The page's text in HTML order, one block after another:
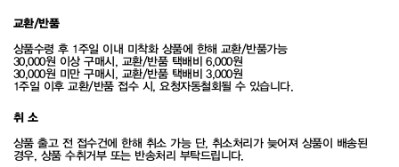
교환/반품
상품수령 후 1주일 이내 미착화 상품에 한해 교환/반품가능
30,000원 이상 구매시, 교환/반품 택배비 6,000원
30,000원 미만 구매시, 교환/반품 택배비 3,000원
1주일 이후 교환/반품 접수 시, 요청자동철회될 수 있습니다.
취 소
상품 출고 전 접수건에 한해 취소 가능 단, 취소처리가 늦어져 상품이 배송된
경우, 상품 수취거부 또는 반송처리 부탁드립니다.